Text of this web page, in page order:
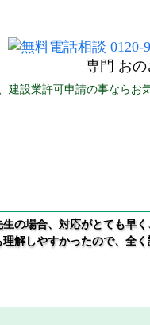
専門 お
建設業許可申請の事ならお
生の場合、対応がとても早
理解しやすかったので、全